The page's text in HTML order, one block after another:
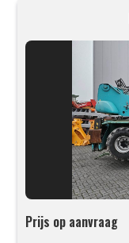
Prijs op aanvraag